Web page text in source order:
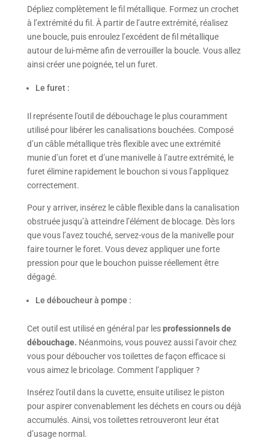
Dépliez complètement le fil métallique. Formez un crochet
à l’extrémité du fil. À partir de l’autre extrémité, réalisez
une boucle, puis enroulez l’excédent de fil métallique
autour de lui-même afin de verrouiller la boucle. Vous allez
ainsi créer une poignée, tel un furet.
Le furet :
Il représente l’outil de débouchage le plus couramment
utilisé pour libérer les canalisations bouchées. Composé
d’un câble métallique très flexible avec une extrémité
munie d’un foret et d’une manivelle à l’autre extrémité, le
furet élimine rapidement le bouchon si vous l’appliquez
correctement.
Pour y arriver, insérez le câble flexible dans la canalisation
obstruée jusqu’à atteindre l’élément de blocage. Dès lors
que vous l’avez touché, servez-vous de la manivelle pour
faire tourner le foret. Vous devez appliquer une forte
pression pour que le bouchon puisse réellement être
dégagé.
Le déboucheur à pompe :
Cet outil est utilisé en général par lesprofessionnels de
débouchage. Néanmoins, vous pouvez aussi l’avoir chez
vous pour déboucher vos toilettes de façon efficace si
vous aimez le bricolage. Comment l’appliquer ?
Insérez l’outil dans la cuvette, ensuite utilisez le piston
pour aspirer convenablement les déchets en cours ou déjà
accumulés. Ainsi, vos toilettes retrouveront leur état
d’usage normal.